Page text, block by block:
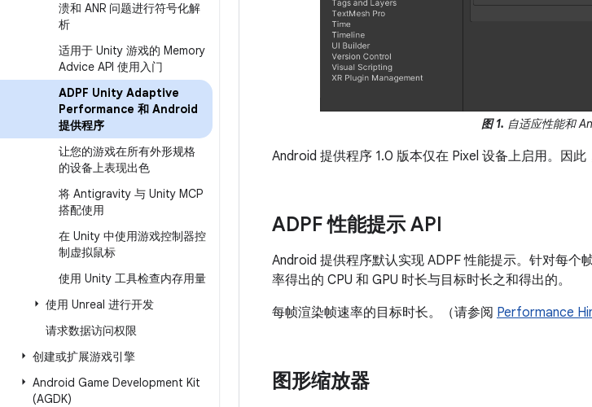
溃和 ANR 问题进行符号化解
析
适用于 Unity 游戏的 Memory
Advice API 使用入门
ADPF Unity Adaptive
Performance 和 Android
提供程序
让您的游戏在所有外形规格
的设备上表现出色
将 Antigravity 与 Unity MCP
搭配使用
在 Unity 中使用游戏控制器控
制虚拟鼠标
使用 Unity 工具检查内存用量
使用 Unreal 进行开发
请求数据访问权限
创建或扩展游戏引擎
Android Game Development Kit
(AGDK)
图 1. 自适应性能和
Android 提供程序 1.0 版本仅在 Pixel 设备上启用。因此
ADPF 性能提示 API
Android 提供程序默认实现 ADPF 性能提示。针对每
率得出的 CPU 和 GPU 时长与目标时长之和得出的。
每帧渲染帧速率的目标时长。（请参阅 Performance
图形缩放器